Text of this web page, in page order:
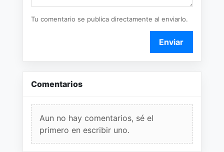
Tu comentario se publica directamente al enviarlo.
Enviar
Comentarios
Aun no hay comentarios, sé el
primero en escribir uno.